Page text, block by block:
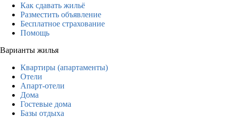
Как сдавать жильё
Разместить объявление
Бесплатное страхование
Помощь
Варианты жилья
Квартиры (апартаменты)
Отели
Апарт-отели
Дома
Гостевые дома
Базы отдыха